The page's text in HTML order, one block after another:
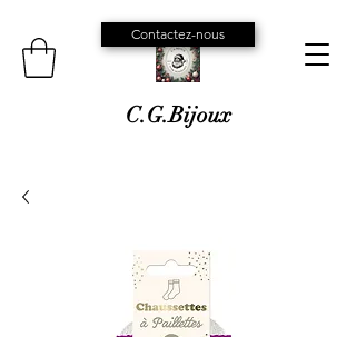
C.G.Bijoux
Contactez-nous